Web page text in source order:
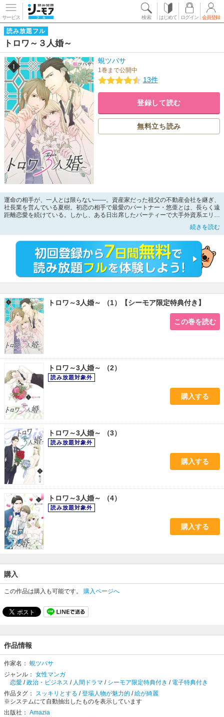
サービス 検索 はじめて ログイン 会員登録
読み放題フル
トロワ～３人婚～
蜆ツバサ
1巻まで公開中
13件
登録して読む
無料立ち読み
運命の相手が、一人とは限らない――。資産家だった祖父の不動産会社を継ぎ、
社長業を営んでいる夏樹。初恋の相手で最愛のパートナー・悠亜とは、長らく遠
距離恋愛を続けている。しかし、ある日出席したパーティーで大手外資系エリー
ト・英明と出会った夏樹は、徐々に心惹かれていき、ついには男女の仲
に…。”初恋のオンナ”と”二番目のオトコ”、三者三様の愛と思いが交錯する。世
※本コンテンツには、コミックシーモア限定特典が付与されています
続きを読む
トロワ～3人婚～ （1）【シーモア限定特典付き】
この巻を読む
トロワ～3人婚～ （2）
購入する
トロワ～3人婚～ （3）
購入する
トロワ～3人婚～ （4）
購入する
購入
この作品は購入も可能です。 購入ページへ
作品情報
作家名： 蜆ツバサ
ジャンル： 女性マンガ
恋愛 /政治・ビジネス / 人間ドラマ / シーモア限定特典付き / 電子特典付き
作品タグ： スッキリとする /登場人物が魅力的 /絵が綺麗
※システムにて自動抽出したものを表示しています
出版社： Amazia